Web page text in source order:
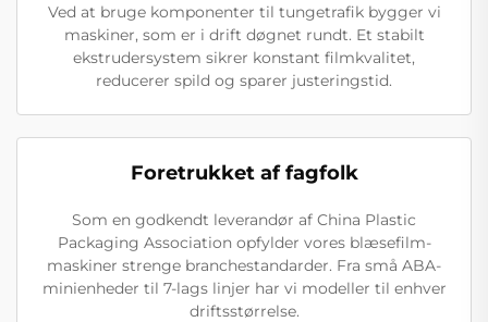
Ved at bruge komponenter til tungetrafik bygger vi
maskiner, som er i drift døgnet rundt. Et stabilt
ekstrudersystem sikrer konstant filmkvalitet,
reducerer spild og sparer justeringstid.
Foretrukket af fagfolk
Som en godkendt leverandør af China Plastic
Packaging Association opfylder vores blæsefilm-
maskiner strenge branchestandarder. Fra små ABA-
minienheder til 7-lags linjer har vi modeller til enhver
driftsstørrelse.